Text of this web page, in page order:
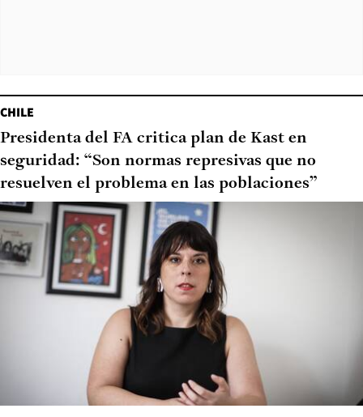
CHILE
Presidenta del FA critica plan de Kast en
seguridad: “Son normas represivas que no
resuelven el problema en las poblaciones”